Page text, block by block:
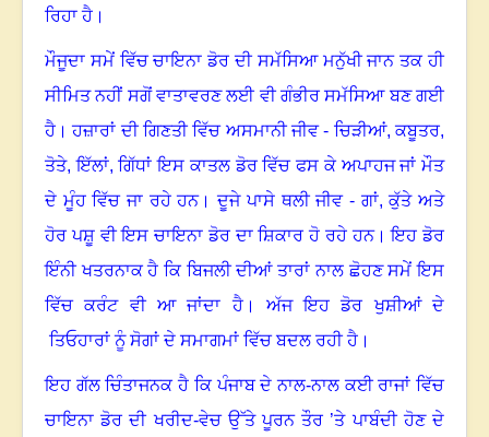
ਰਿਹਾ ਹੈ ।
ਮੌਜੂਦਾ ਸਮੇਂ ਵਿੱਚ ਚਾਇਨਾ ਡੋਰ ਦੀ ਸਮੱਸਿਆ ਮਨੁੱਖੀ ਜਾਨ ਤਕ ਹੀ
ਸੀਮਿਤ ਨਹੀਂ ਸਗੋਂ ਵਾਤਾਵਰਣ ਲਈ ਵੀ ਗੰਭੀਰ ਸਮੱਸਿਆ ਬਣ ਗਈ
ਹੈ । ਹਜ਼ਾਰਾਂ ਦੀ ਗਿਣਤੀ ਵਿੱਚ ਅਸਮਾਨੀ ਜੀਵ - ਚਿੜੀਆਂ,ਕਬੂਤਰ,
ਤੋਤੇ,ਇੱਲਾਂ,ਗਿੱਧਾਂ ਇਸ ਕਾਤਲ ਡੋਰ ਵਿੱਚ ਫਸ ਕੇ ਅਪਾਹਜ ਜਾਂ ਮੌਤ
ਦੇ ਮੂੰਹ ਵਿੱਚ ਜਾ ਰਹੇ ਹਨ।ਦੂਜੇ ਪਾਸੇ ਥਲੀ ਜੀਵ - ਗਾਂ,ਕੁੱਤੇ ਅਤੇ
ਹੋਰ ਪਸ਼ੂ ਵੀ ਇਸ ਚਾਇਨਾ ਡੋਰ ਦਾ ਸ਼ਿਕਾਰ ਹੋ ਰਹੇ ਹਨ।ਇਹ ਡੋਰ
ਇੰਨੀ ਖਤਰਨਾਕ ਹੈ ਕਿ ਬਿਜਲੀ ਦੀਆਂ ਤਾਰਾਂ ਨਾਲ ਛੋਹਣ ਸਮੇਂ ਇਸ
ਵਿੱਚ ਕਰੰਟ ਵੀ ਆ ਜਾਂਦਾ ਹੈ। ਅੱਜ ਇਹ ਡੋਰ ਖੁਸ਼ੀਆਂ ਦੇ
ਤਿਓਹਾਰਾਂ ਨੂੰ ਸੋਗਾਂ ਦੇ ਸਮਾਗਮਾਂ ਵਿੱਚ ਬਦਲ ਰਹੀ ਹੈ ।
ਇਹ ਗੱਲ ਚਿੰਤਾਜਨਕ ਹੈ ਕਿ ਪੰਜਾਬ ਦੇ ਨਾਲ-ਨਾਲ ਕਈ ਰਾਜਾਂ ਵਿੱਚ
ਚਾਇਨਾ ਡੋਰ ਦੀ ਖਰੀਦ-ਵੇਚ ਉੱਤੇ ਪੂਰਨ ਤੌਰ ’ਤੇ ਪਾਬੰਦੀ ਹੋਣ ਦੇ